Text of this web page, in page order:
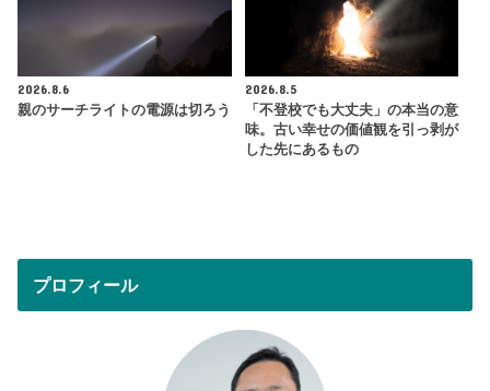
2026.8.6
親のサーチライトの電源は切ろう
2026.8.5
「不登校でも大丈夫」の本当の意
味。古い幸せの価値観を引っ剥が
した先にあるもの
プロフィール